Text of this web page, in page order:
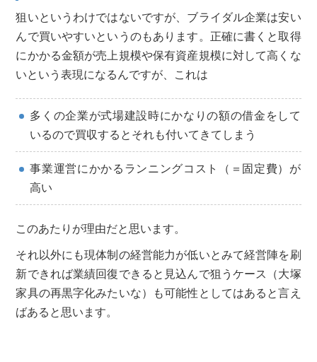
狙いというわけではないですが、ブライダル企業は安い
んで買いやすいというのもあります。正確に書くと取得
にかかる金額が売上規模や保有資産規模に対して高くな
いという表現になるんですが、これは
多くの企業が式場建設時にかなりの額の借金をして
いるので買収するとそれも付いてきてしまう
事業運営にかかるランニングコスト（＝固定費）が
高い
このあたりが理由だと思います。
それ以外にも現体制の経営能力が低いとみて経営陣を刷
新できれば業績回復できると見込んで狙うケース（大塚
家具の再黒字化みたいな）も可能性としてはあると言え
ばあると思います。